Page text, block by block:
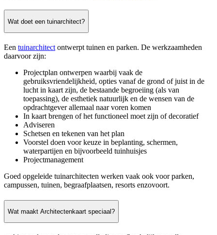
Wat doet een tuinarchitect?
Een tuinarchitect ontwerpt tuinen en parken. De werkzaamheden
daarvoor zijn:
Projectplan ontwerpen waarbij vaak de
gebruiksvriendelijkheid, opties vanaf de grond of juist in de
lucht in kaart zijn, de bestaande begroeiing (als van
toepassing), de esthetiek natuurlijk en de wensen van de
opdrachtgever allemaal naar voren komen
In kaart brengen of het functioneel moet zijn of decoratief
Adviseren
Schetsen en tekenen van het plan
Voorstel doen voor keuze in beplanting, schermen,
waterpartijen en bijvoorbeeld tuinhuisjes
Projectmanagement
Goed opgeleide tuinarchitecten werken vaak ook voor parken,
campussen, tuinen, begraafplaatsen, resorts enzovoort.
Wat maakt Architectenkaart speciaal?